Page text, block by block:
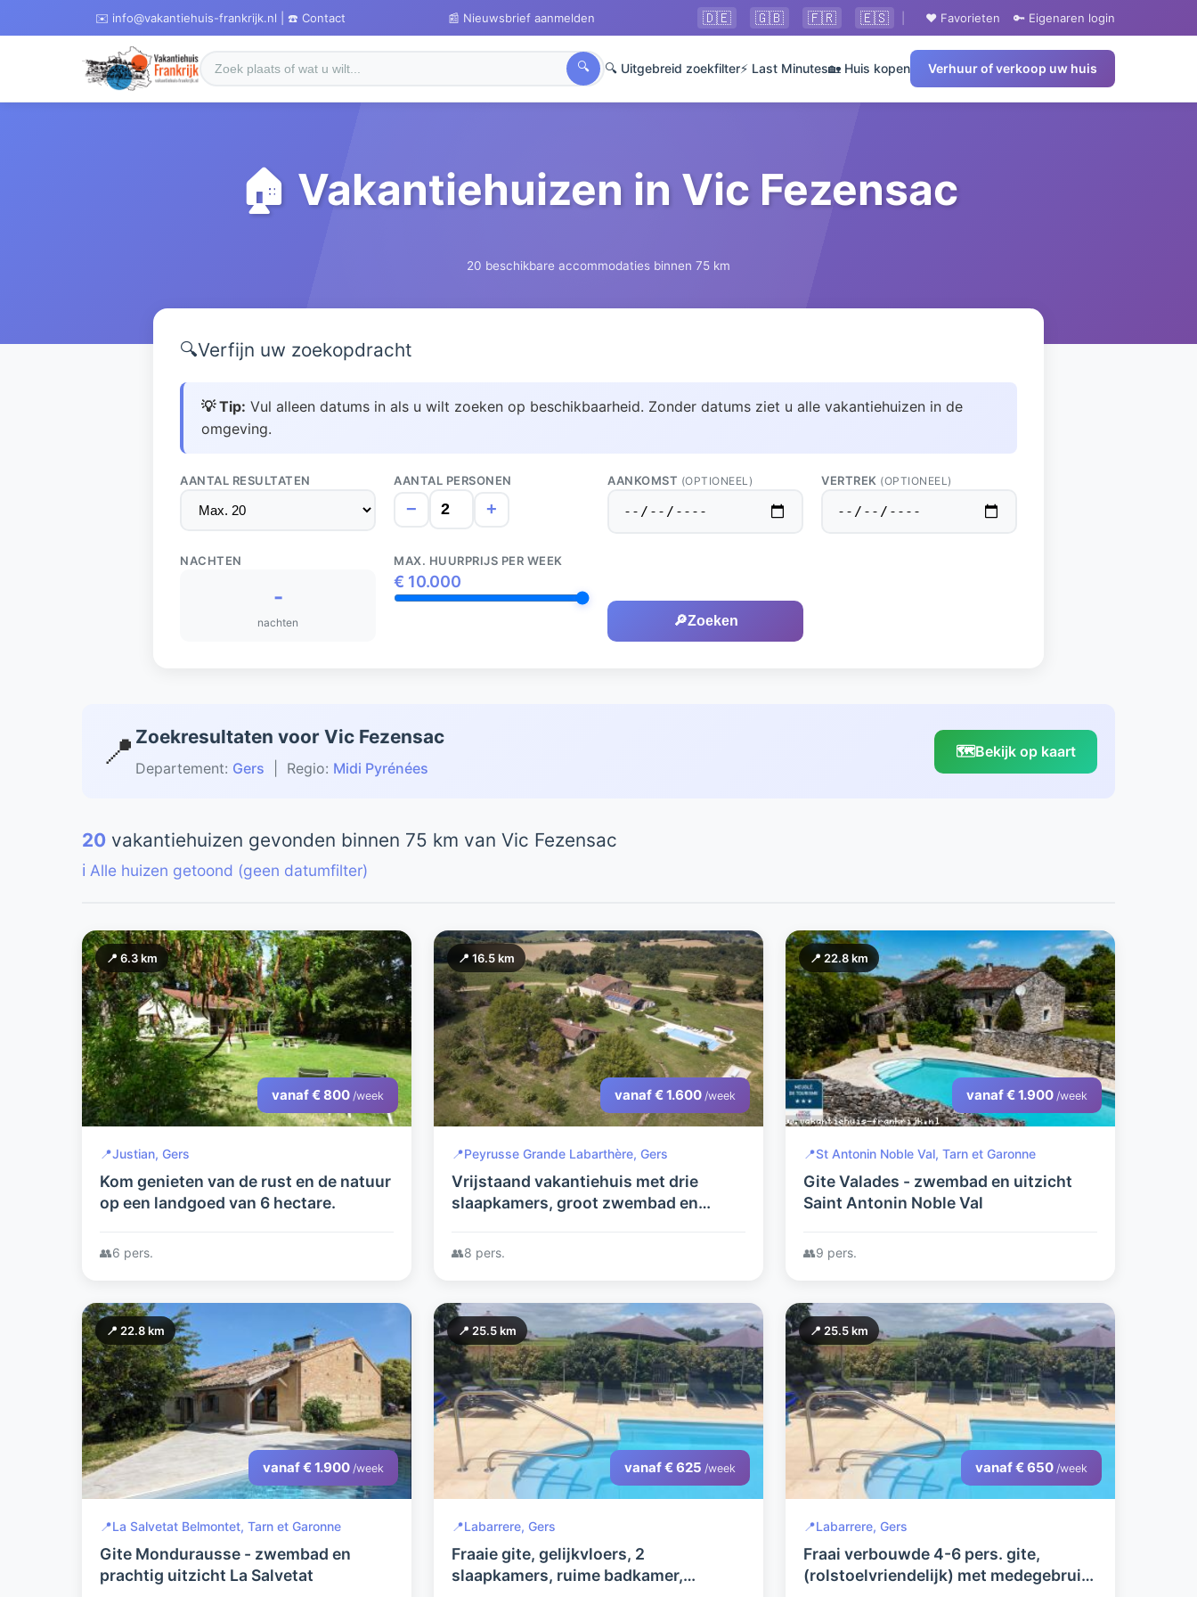
✉️ info@vakantiehuis-frankrijk.nl | ☎️ Contact 📰 Nieuwsbrief aanmelden 🇩🇪 🇬🇧 🇫🇷 🇪🇸 ❤️ Favorieten 🔑 Eigenaren login
🔍 🔍 Uitgebreid zoekfilter⚡ Last Minutes🏡 Huis kopen Verhuur of verkoop uw huis
🏠 Vakantiehuizen in Vic Fezensac
20 beschikbare accommodaties binnen 75 km
🔍Verfijn uw zoekopdracht
💡 Tip: Vul alleen datums in als u wilt zoeken op beschikbaarheid. Zonder datums ziet u alle vakantiehuizen in de
omgeving.
AANTAL RESULTATEN AANTAL PERSONEN
− +
AANKOMST (OPTIONEEL) VERTREK (OPTIONEEL)
NACHTEN
-
nachten
MAX. HUURPRIJS PER WEEK
€ 10.000
🔎Zoeken
📍 Zoekresultaten voor Vic Fezensac
Departement: Gers | Regio: Midi Pyrénées
🗺️Bekijk op kaart
20 vakantiehuizen gevonden binnen 75 km van Vic Fezensac
ℹ️ Alle huizen getoond (geen datumfilter)
📍 6.3 km
vanaf € 800 /week
📍Justian, Gers
Kom genieten van de rust en de natuur
op een landgoed van 6 hectare.
👥6 pers.
📍 16.5 km
vanaf € 1.600 /week
📍Peyrusse Grande Labarthère, Gers
Vrijstaand vakantiehuis met drie
slaapkamers, groot zwembad en
👥8 pers.
📍 22.8 km
vanaf € 1.900 /week
📍St Antonin Noble Val, Tarn et Garonne
Gite Valades - zwembad en uitzicht
Saint Antonin Noble Val
👥9 pers.
📍 22.8 km
vanaf € 1.900 /week
📍La Salvetat Belmontet, Tarn et Garonne
Gite Mondurausse - zwembad en
prachtig uitzicht La Salvetat
📍 25.5 km
vanaf € 625 /week
📍Labarrere, Gers
Fraaie gite, gelijkvloers, 2
slaapkamers, ruime badkamer,
📍 25.5 km
vanaf € 650 /week
📍Labarrere, Gers
Fraai verbouwde 4-6 pers. gite,
(rolstoelvriendelijk) met medegebruik